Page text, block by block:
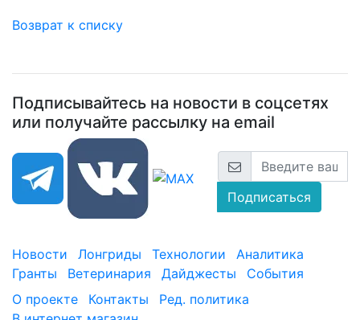
Возврат к списку
Подписывайтесь на новости в соцсетях
или получайте рассылку на email
Подписаться
Новости Лонгриды Технологии
Аналитика
Гранты
Ветеринария Дайджесты
События
О проекте
Контакты
Ред. политика